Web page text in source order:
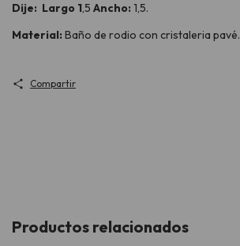
Dije: Largo 1,5 Ancho: 1,5.
Material: Baño de rodio con cristaleria pavé.
Compartir
Productos relacionados